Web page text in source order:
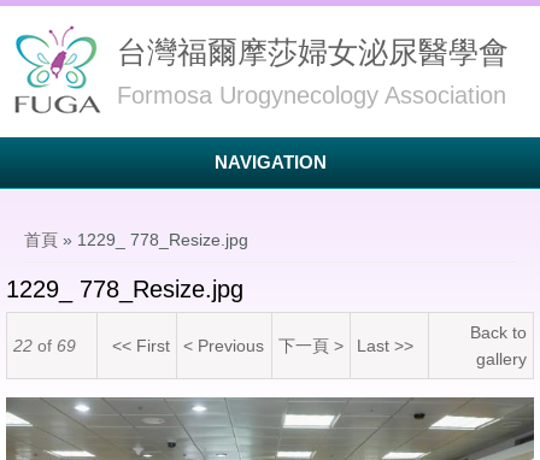
台灣福爾摩莎婦女泌尿醫學會
Formosa Urogynecology Association
NAVIGATION
首頁 » 1229_ 778_Resize.jpg
1229_ 778_Resize.jpg
22 of 69 << First < Previous 下一頁 > Last >>
Back to
gallery
1229_ 778_Resize.jpg